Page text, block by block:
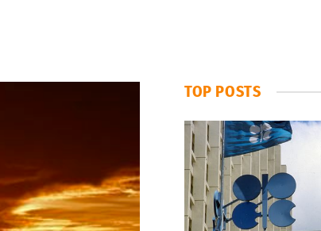
TOP POSTS